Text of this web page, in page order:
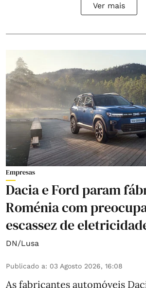
Ver mais
Empresas
Dacia e Ford param
Roménia com
escassez de
DN/Lusa
Publicado a: 03 Agosto 2026, 16:08
As fabricantes automóveis